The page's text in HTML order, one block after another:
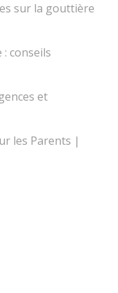
sur la gouttière
conseils
et
les Parents |